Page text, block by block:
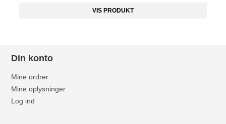
VIS PRODUKT
Din konto
Mine ordrer
Mine oplysninger
Log ind